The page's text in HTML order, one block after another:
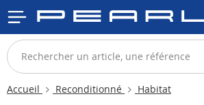
Accueil Reconditionné Habitat